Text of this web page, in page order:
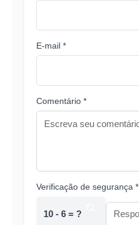
E-mail *
Comentário *
Verificação de segurança *
10 - 6 = ?